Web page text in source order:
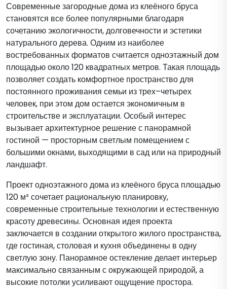
Современные загородные дома из клеёного бруса
становятся все более популярными благодаря
сочетанию экологичности, долговечности и эстетики
натурального дерева. Одним из наиболее
востребованных форматов считается одноэтажный дом
площадью около 120 квадратных метров. Такая площадь
позволяет создать комфортное пространство для
постоянного проживания семьи из трех–четырех
человек, при этом дом остается экономичным в
строительстве и эксплуатации. Особый интерес
вызывает архитектурное решение с панорамной
гостиной — просторным светлым помещением с
большими окнами, выходящими в сад или на природный
ландшафт.
Проект одноэтажного дома из клеёного бруса площадью
120 м² сочетает рациональную планировку,
современные строительные технологии и естественную
красоту древесины. Основная идея проекта
заключается в создании открытого жилого пространства,
где гостиная, столовая и кухня объединены в одну
светлую зону. Панорамное остекление делает интерьер
максимально связанным с окружающей природой, а
высокие потолки усиливают ощущение простора.